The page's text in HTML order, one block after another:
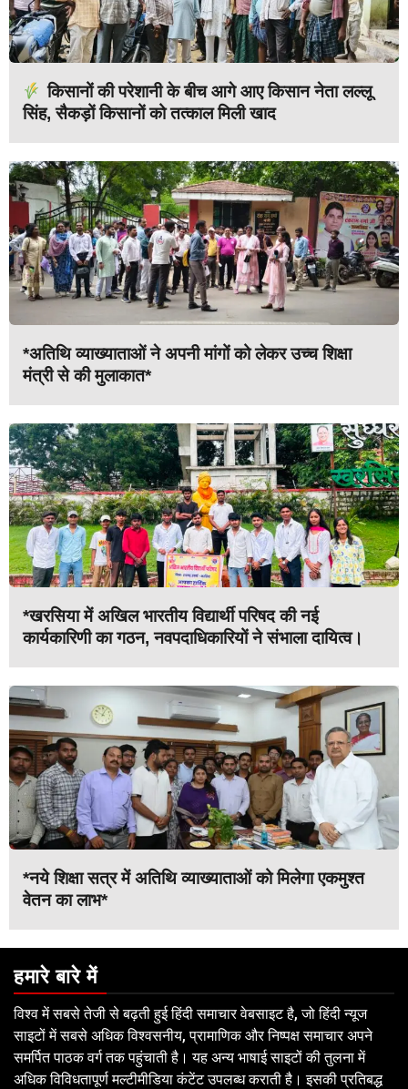
किसानों की परेशानी के बीच आगे आए किसान नेता लल्लू
सिंह, सैकड़ों किसानों को तत्काल मिली खाद
*अतिथि व्याख्याताओं ने अपनी मांगों को लेकर उच्च शिक्षा
मंत्री से की मुलाकात*
*खरसिया में अखिल भारतीय विद्यार्थी परिषद की नई
कार्यकारिणी का गठन, नवपदाधिकारियों ने संभाला दायित्व।
*नये शिक्षा सत्र में अतिथि व्याख्याताओं को मिलेगा एकमुश्त
वेतन का लाभ*
हमारे बारे में
विश्व में सबसे तेजी से बढ़ती हुई हिंदी समाचार वेबसाइट है, जो हिंदी न्यूज
साइटों में सबसे अधिक विश्वसनीय, प्रामाणिक और निष्पक्ष समाचार अपने
समर्पित पाठक वर्ग तक पहुंचाती है। यह अन्य भाषाई साइटों की तुलना में
अधिक विविधतापूर्ण मल्टीमीडिया कंटेंट उपलब्ध कराती है। इसकी प्रतिबद्ध